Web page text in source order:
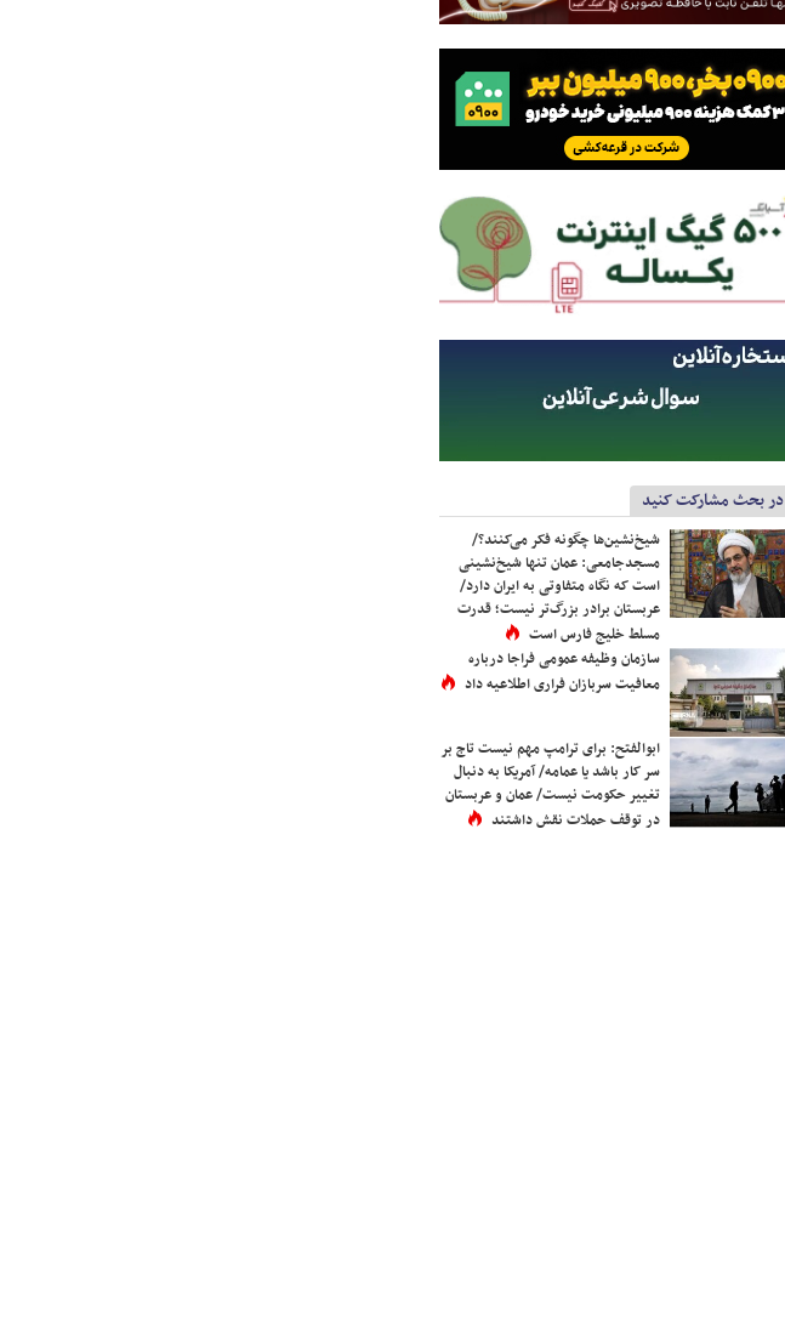
در بحث مشارکت کنید
شیخ‌نشین‌ها چگونه فکر می‌کنند؟/
مسجدجامعی: عمان تنها شیخ‌نشینی
است که نگاه متفاوتی به ایران دارد/
عربستان برادر بزرگ‌تر نیست؛ قدرت
مسلط خلیج فارس است
سازمان وظیفه عمومی فراجا درباره
معافیت سربازان فراری اطلاعیه داد
ابوالفتح: برای ترامپ مهم نیست تاج بر
سر کار باشد یا عمامه/ آمریکا به دنبال
تغییر حکومت نیست/ عمان و عربستان
در توقف حملات نقش داشتند